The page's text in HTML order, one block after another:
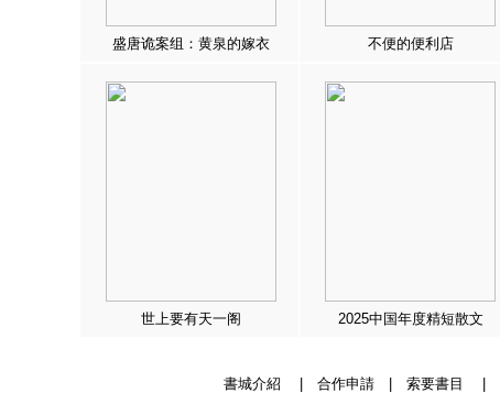
盛唐诡案组：黄泉的嫁衣 不便的便利店
世上要有天一阁 2025中国年度精短散文
書城介紹 合作申請| 索要書目